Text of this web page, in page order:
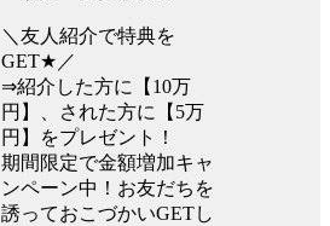
＼友人紹介で特典を
GET★／
⇒紹介した方に【10万
円】、された方に【5万
円】をプレゼント！
期間限定で金額増加キャ
ンペーン中！お友だちを
誘っておこづかいGETし